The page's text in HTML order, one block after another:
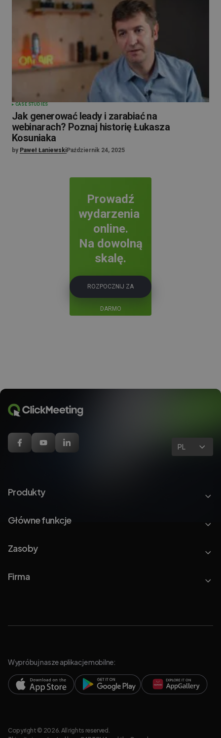
CASE STUDIES
Jak generować leady i zarabiać na
webinarach? Poznaj historię Łukasza
Kosuniaka
by Paweł ŁaniewskiPaździernik 24, 2025
Prowadź
wydarzenia
online.
Na dowolną
skalę.
ROZPOCZNIJ ZA
DARMO
PL
Produkty
Główne funkcje
Zasoby
Firma
Wypróbuj nasze aplikacje mobilne:
Copyright © 2026. All rights reserved.